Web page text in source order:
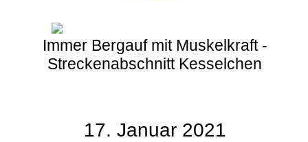
Immer Bergauf mit Muskelkraft -
Streckenabschnitt Kesselchen
17. Januar 2021